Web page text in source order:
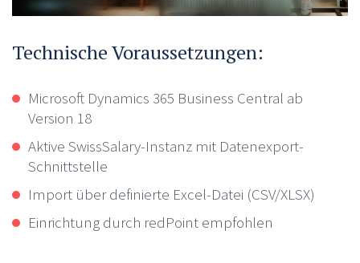
Technische Voraussetzungen:
Microsoft Dynamics 365 Business Central ab
Version 18
Aktive SwissSalary-Instanz mit Datenexport-
Schnittstelle
Import über definierte Excel-Datei (CSV/XLSX)
Einrichtung durch redPoint empfohlen